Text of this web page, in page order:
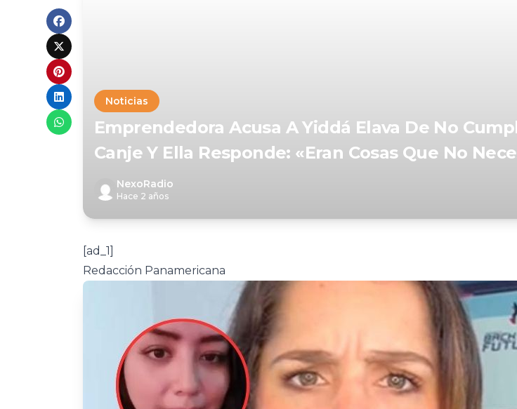
Noticias
Emprendedora Acusa A Yiddá Elava De No
Canje Y Ella Responde: «Eran Cosas Que No
NexoRadio
Hace 2 años
[ad_1]
Redacción Panamericana